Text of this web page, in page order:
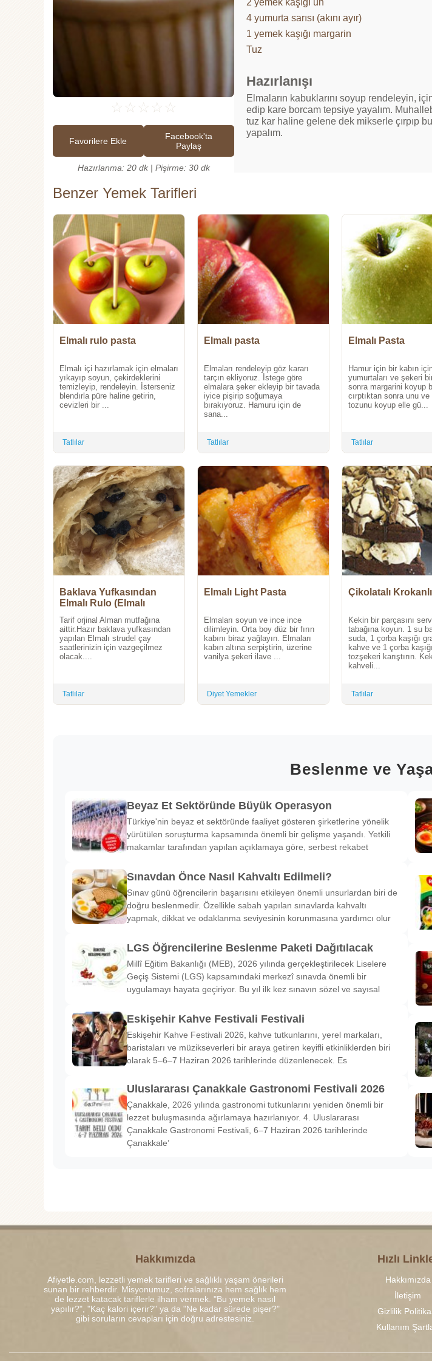
☆ ☆ ☆ ☆ ☆
Favorilere Ekle
Facebook'ta
Paylaş
Hazırlanma: 20 dk | Pişirme: 30 dk
2 yemek kaşığı un
4 yumurta sarısı (akını ayır)
1 yemek kaşığı margarin
Tuz
Hazırlanışı
Elmaların kabuklarını soyup rendeleyin,
edip kare borcam tepsiye yayalım.
tuz kar haline gelene dek mikserle çırpıp
yapalım.
Benzer Yemek Tarifleri
Elmalı rulo pasta
Elmalı içi hazırlamak için elmaları
yıkayıp soyun, çekirdeklerini
temizleyip, rendeleyin. İsterseniz
blendırla püre haline getirin,
cevizleri bir ...
Tatlılar
Elmalı pasta
Elmaları rendeleyip göz kararı
tarçın ekliyoruz. İstege göre
elmalara şeker ekleyip bir tavada
iyice pişirip soğumaya
bırakıyoruz. Hamuru için de
sana...
Tatlılar
Elmalı Pasta
Hamur için bir kabın
yumurtaları ve şekeri
sonra margarini koyup
cırptıktan sonra unu
tozunu koyup elle gü...
Tatlılar
Baklava Yufkasından
Elmalı Rulo (Elmalı
Tarif orjinal Alman mutfağına
aittir.Hazır baklava yufkasından
yapılan Elmalı strudel çay
saatlerinizin için vazgeçilmez
olacak....
Tatlılar
Elmalı Light Pasta
Elmaları soyun ve ince ince
dilimleyin. Orta boy düz bir fırın
kabını biraz yağlayın. Elmaları
kabın altına serpiştirin, üzerine
vanilya şekeri ilave ...
Diyet Yemekler
Çikolatalı
Kekin bir parçasını
tabağına koyun. 1 su
suda, 1 çorba kaşığı
kahve ve 1 çorba kaşığı
tozşekeri karıştırın.
kahveli...
Tatlılar
Beslenme ve
Beyaz Et Sektöründe Büyük Operasyon
Türkiye'nin beyaz et sektöründe faaliyet gösteren şirketlerine yönelik
yürütülen soruşturma kapsamında önemli bir gelişme yaşandı. Yetkili
makamlar tarafından yapılan açıklamaya göre, serbest rekabet
Sınavdan Önce Nasıl Kahvaltı Edilmeli?
Sınav günü öğrencilerin başarısını etkileyen önemli unsurlardan biri de
doğru beslenmedir. Özellikle sabah yapılan sınavlarda kahvaltı
yapmak, dikkat ve odaklanma seviyesinin korunmasına yardımcı olur
LGS Öğrencilerine Beslenme Paketi Dağıtılacak
Millî Eğitim Bakanlığı (MEB), 2026 yılında gerçekleştirilecek Liselere
Geçiş Sistemi (LGS) kapsamındaki merkezî sınavda önemli bir
uygulamayı hayata geçiriyor. Bu yıl ilk kez sınavın sözel ve sayısal
Eskişehir Kahve Festivali Festivali
Eskişehir Kahve Festivali 2026, kahve tutkunlarını, yerel markaları,
baristaları ve müzikseverleri bir araya getiren keyifli etkinliklerden biri
olarak 5–6–7 Haziran 2026 tarihlerinde düzenlenecek. Es
Uluslararası Çanakkale Gastronomi Festivali 2026
Çanakkale, 2026 yılında gastronomi tutkunlarını yeniden önemli bir
lezzet buluşmasında ağırlamaya hazırlanıyor. 4. Uluslararası
Çanakkale Gastronomi Festivali, 6–7 Haziran 2026 tarihlerinde
Çanakkale’
Hakkımızda
Afiyetle.com, lezzetli yemek tarifleri ve sağlıklı yaşam önerileri
sunan bir rehberdir. Misyonumuz, sofralarınıza hem sağlık hem
de lezzet katacak tariflerle ilham vermek. "Bu yemek nasıl
yapılır?", "Kaç kalori içerir?" ya da "Ne kadar sürede pişer?"
gibi soruların cevapları için doğru adrestesiniz.
Hızlı
Hakkımızda
İletişim
Gizlilik
Kullanım